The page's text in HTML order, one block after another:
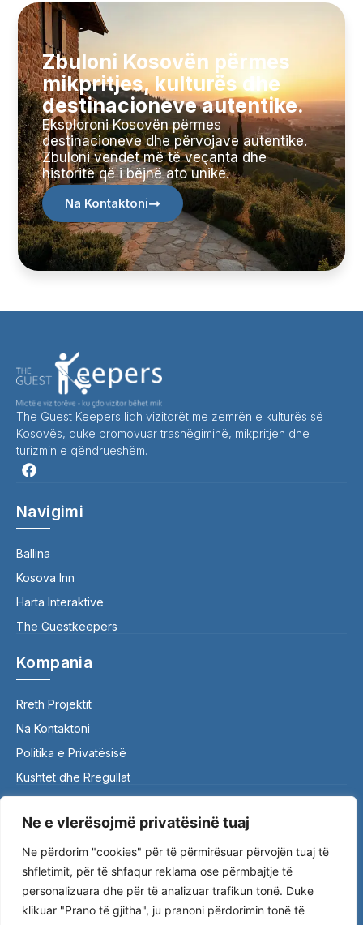
Ne e vlerësojmë privatësinë tuaj
Ne përdorim "cookies" për të përmirësuar përvojën tuaj të
shfletimit, për të shfaqur reklama ose përmbajtje të
personalizuara dhe për të analizuar trafikun tonë. Duke
klikuar "Prano të gjitha", ju pranoni përdorimin tonë të
Zbuloni Kosovën përmes
mikpritjes, kulturës dhe
destinacioneve autentike.
Eksploroni Kosovën përmes
destinacioneve dhe përvojave autentike.
Zbuloni vendet më të veçanta dhe
historitë që i bëjnë ato unike.
Na Kontaktoni
The Guest Keepers lidh vizitorët me zemrën e kulturës së
Kosovës, duke promovuar trashëgiminë, mikpritjen dhe
turizmin e qëndrueshëm.
Navigimi
Ballina
Kosova Inn
Harta Interaktive
The Guestkeepers
Kompania
Rreth Projektit
Na Kontaktoni
Politika e Privatësisë
Kushtet dhe Rregullat
Kontakti
0390 310 562 | 044 759 342
ttheguestkeepers@gmail.com
Nënë Tereza, Gjakovë 50000